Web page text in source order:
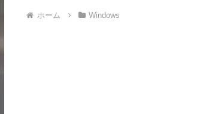
ホーム Windows